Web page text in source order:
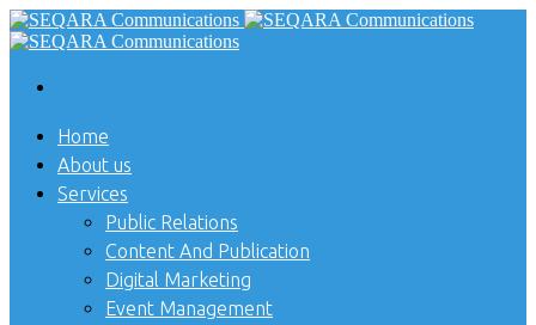
Home
About us
Services
Public Relations
Content And Publication
Digital Marketing
Event Management